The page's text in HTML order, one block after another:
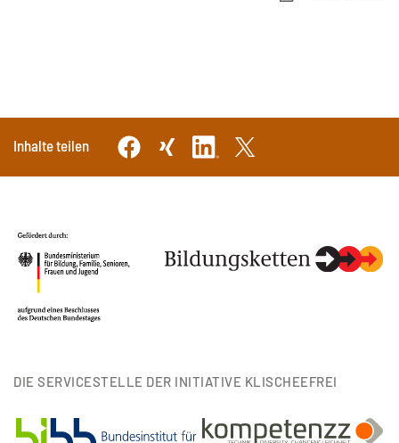
Inhalte teilen
DIE SERVICESTELLE DER INITIATIVE KLISCHEEFREI